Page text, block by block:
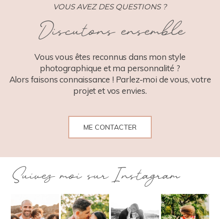
POST COMMENT
VOUS AVEZ DES QUESTIONS ?
Discutons ensemble
Vous vous êtes reconnus dans mon style
photographique et ma personnalité ?
Alors faisons connaissance ! Parlez-moi de vous, votre
projet et vos envies.
ME CONTACTER
Suivez moi sur Instagram